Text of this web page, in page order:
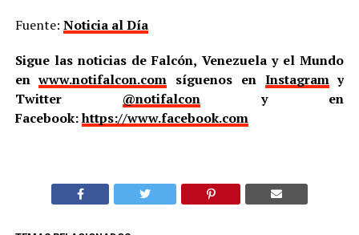
Fuente: Noticia al Día
Sigue las noticias de Falcón, Venezuela y el Mundo
enwww.notifalcon.com síguenos en Instagramy
Twitter @notifalcony en
Facebook:https://www.facebook.com